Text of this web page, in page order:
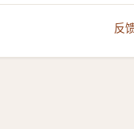
反